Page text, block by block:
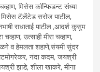
मिसेस कॉन्फिडन्ट संध्या
मिसेस टॅलेंटेड सरोज पाटील,
राधाताई पाटील ,आदर्श कुसुम
उत्साही मीरा चव्हाण,
व हेमलता शहाणे,संयमी सुंदर
नंदा कदम, जयश्री
झाडे, शीला खाकरे, मीना